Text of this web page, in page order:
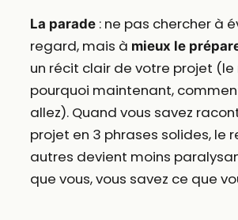
La parade: ne pas chercher à
regard, mais à mieux le
un récit clair de votre projet (le
pourquoi maintenant,
allez). Quand vous savez
projet en 3 phrases solides, le
autres devient moins
que vous, vous savez ce que